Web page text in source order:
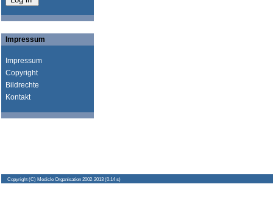
Impressum
Impressum
Copyright
Bildrechte
Kontakt
Copyright (C) Medicle Organisation 2002-2013 (0.14 s)